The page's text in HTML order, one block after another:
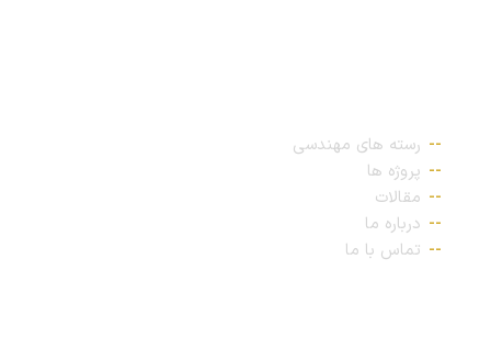
رسته های مهندسی
پروژه ها
مقالات
درباره ما
تماس با ما